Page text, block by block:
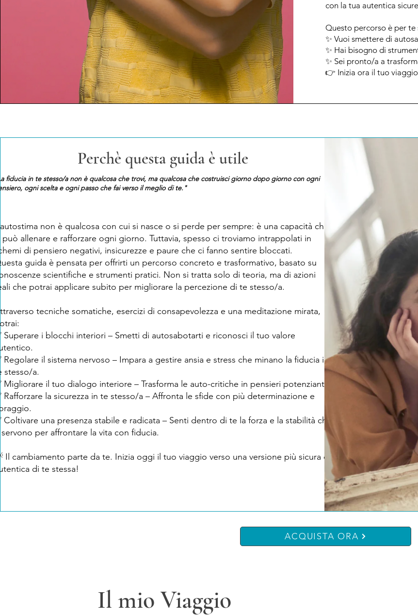
con la tua autentica
Questo percorso è per te
✨ Vuoi smettere di
✨ Hai bisogno di
✨ Sei pronto/a a
👉 Inizia ora il tuo
Perchè questa guida è utile
fiducia in te stesso/a non è qualcosa che trovi, ma qualcosa che costruisci giorno dopo giorno con ogni
ogni scelta e ogni passo che fai verso il meglio di te."​
non è qualcosa con cui si nasce o si perde per sempre: è una capacità che
può allenare e rafforzare ogni giorno. Tuttavia, spesso ci troviamo intrappolati in
di pensiero negativi, insicurezze e paure che ci fanno sentire bloccati.
guida è pensata per offrirti un percorso concreto e trasformativo, basato su
scientifiche e strumenti pratici. Non si tratta solo di teoria, ma di azioni
che potrai applicare subito per migliorare la percezione di te stesso/a.
tecniche somatiche, esercizi di consapevolezza e una meditazione mirata,
Superare i blocchi interiori – Smetti di autosabotarti e riconosci il tuo valore
Regolare il sistema nervoso – Impara a gestire ansia e stress che minano la fiducia in
stesso/a.
Migliorare il tuo dialogo interiore – Trasforma le auto-critiche in pensieri potenzianti.
Rafforzare la sicurezza in te stesso/a – Affronta le sfide con più determinazione e
Coltivare una presenza stabile e radicata – Senti dentro di te la forza e la stabilità che
per affrontare la vita con fiducia.
Il cambiamento parte da te. Inizia oggi il tuo viaggio verso una versione più sicura e
di te stessa!
ACQUISTA ORA
Il mio Viaggio